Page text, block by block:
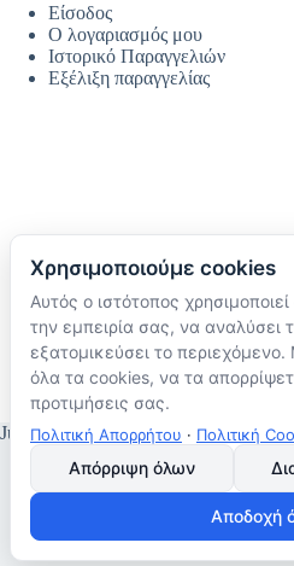
Είσοδος
Ο λογαριασμός μου
Ιστορικό Παραγγελιών
Εξέλιξη παραγγελίας
Ακολουθήστε μας
TikTok
Instagram
Facebook
JustMyHome © Copyright 2026
Χρησιμοποιούμε cookies
Αυτός ο ιστότοπος
την εμπειρία σας, να αναλύσει
εξατομικεύσει το
όλα τα cookies, να τα
προτιμήσεις σας.
Πολιτική Απορρήτου · Πολιτική
Απόρριψη όλων
Αποδοχή